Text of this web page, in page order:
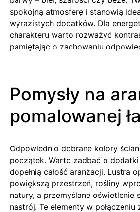
spokojną atmosferę i stanowią
wyrazistych dodatków. Dla
charakteru warto rozważyć
pamiętając o zachowaniu
Pomysły na
pomalowanej
Odpowiednio dobrane kolory
początek. Warto zadbać o
dopełnią całość aranżacji. Lustra
powiększą przestrzeń, rośliny
natury, a przemyślane oświetlenie
nastrój. Te elementy w połączeniu